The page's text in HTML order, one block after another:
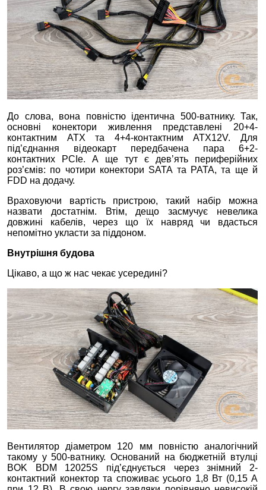
До слова, вона повністю ідентична 500-ватнику. Так,
основні конектори живлення представлені 20+4-
контактним ATX та 4+4-контактним ATX12V. Для
під’єднання відеокарт передбачена пара 6+2-
контактних PCIe. А ще тут є дев’ять периферійних
роз’ємів: по чотири конектори SATA та PATA, та ще й
FDD на додачу.
Враховуючи вартість пристрою, такий набір можна
назвати достатнім. Втім, дещо засмучує невелика
довжині кабелів, через що їх навряд чи вдасться
непомітно укласти за піддоном.
Внутрішня будова
Цікаво, а що ж нас чекає усередині?
Вентилятор діаметром 120 мм повністю аналогічний
такому у 500-ватнику. Оснований на бюджетній втулці
BOK BDM 12025S під’єднується через знімний 2-
контактний конектор та споживає усього 1,8 Вт (0,15 А